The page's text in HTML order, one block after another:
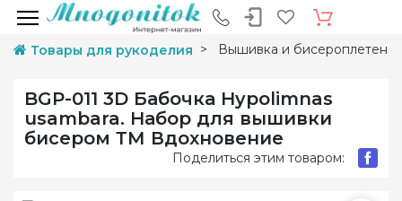
Товары для рукоделия Вышивка и
BGP-011 3D Бабочка Hypolimnas
usambara. Набор для вышивки
бисером ТМ Вдохновение
Поделиться этим товаром: